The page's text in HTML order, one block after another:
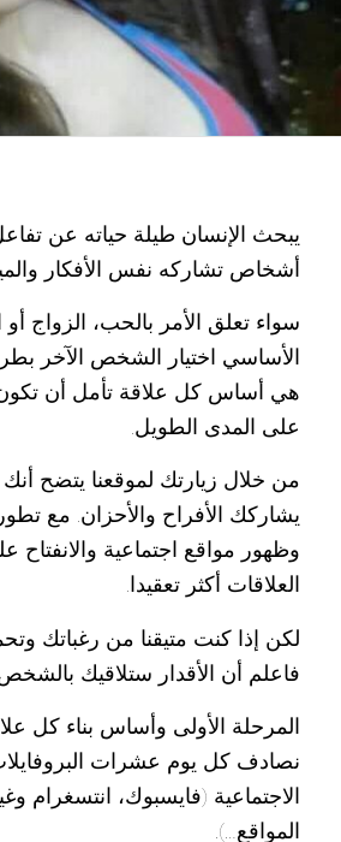
يبحث الإنسان طيلة حياته عن
أشخاص تشاركه نفس الأفكار
سواء تعلق الأمر بالحب، الزواج
الأساسي اختيار الشخص الآخر
هي أساس كل علاقة تأمل أن
على المدى الطويل.
من خلال زيارتك لموقعنا يتضح
يشاركك الأفراح والأحزان. مع
وظهور مواقع اجتماعية والانفتاح
العلاقات أكثر تعقيدا.
لكن إذا كنت متيقنا من رغباتك
فاعلم أن الأقدار ستلاقيك
المرحلة الأولى وأساس بناء كل
نصادف كل يوم عشرات
الاجتماعية (فايسبوك، انتسغرام
المواقع…).